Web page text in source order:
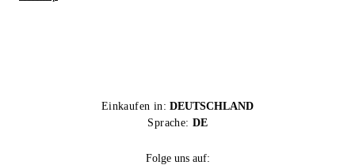
Einkaufen in: DEUTSCHLAND
Sprache: DE
Folge uns auf: